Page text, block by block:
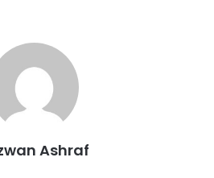
dan ‘rubble wall’ di tapak untuk
lebih kukuh dan mencegah
asal kerana ia telah menyerap
Ashraf